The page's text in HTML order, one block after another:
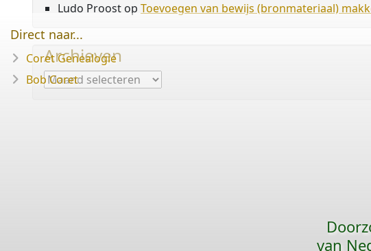
Ludo Proost op Toevoegen van bewijs (bronmateriaal)
Archieven
Archieven
Direct naar...
Coret Genealogie
Bob Coret
van